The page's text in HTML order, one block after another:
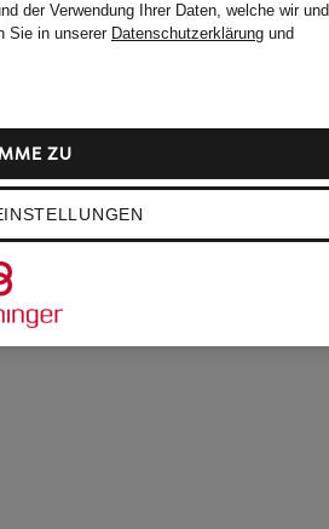
der Verwendung Ihrer Daten, welche wir und
Sie in unserer Datenschutzerklärung und
ZU